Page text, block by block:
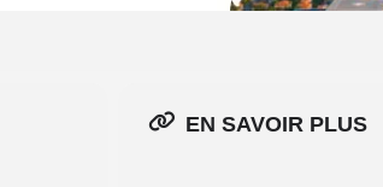
EN SAVOIR PLUS